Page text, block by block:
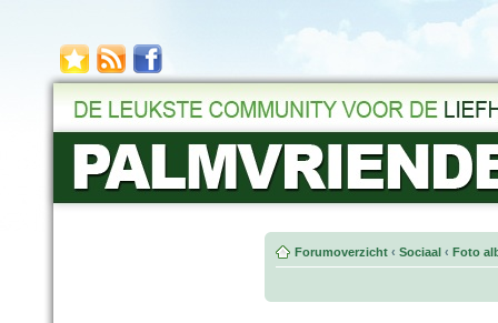
Forumoverzicht ‹ Sociaal ‹ Foto